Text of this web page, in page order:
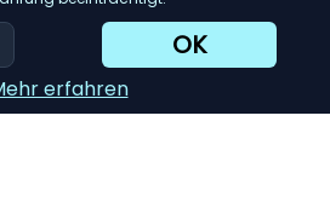
OK
erfahren
bessere Tonqualität.